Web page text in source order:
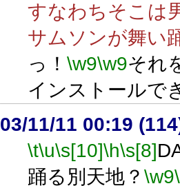
すなわちそこは
サムソンが舞い
っ！ \w9\w9それ
インストール
03/11/11 00:19
\t\u\s[10]\h\s[8]
踊る別天地？ \w9